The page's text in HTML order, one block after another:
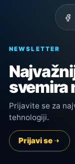
NEWSLETTER
svemira
Prijavite se za
tehnologiji.
Prijavi se